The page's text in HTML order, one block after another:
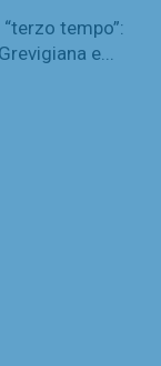
tempo”:
e...